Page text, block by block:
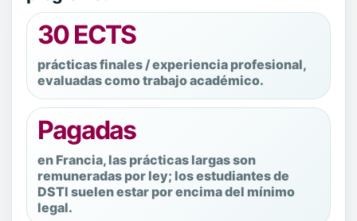
30 ECTS
prácticas finales / experiencia profesional,
evaluadas como trabajo académico.
Pagadas
en Francia, las prácticas largas son
remuneradas por ley; los estudiantes de
DSTI suelen estar por encima del mínimo
legal.